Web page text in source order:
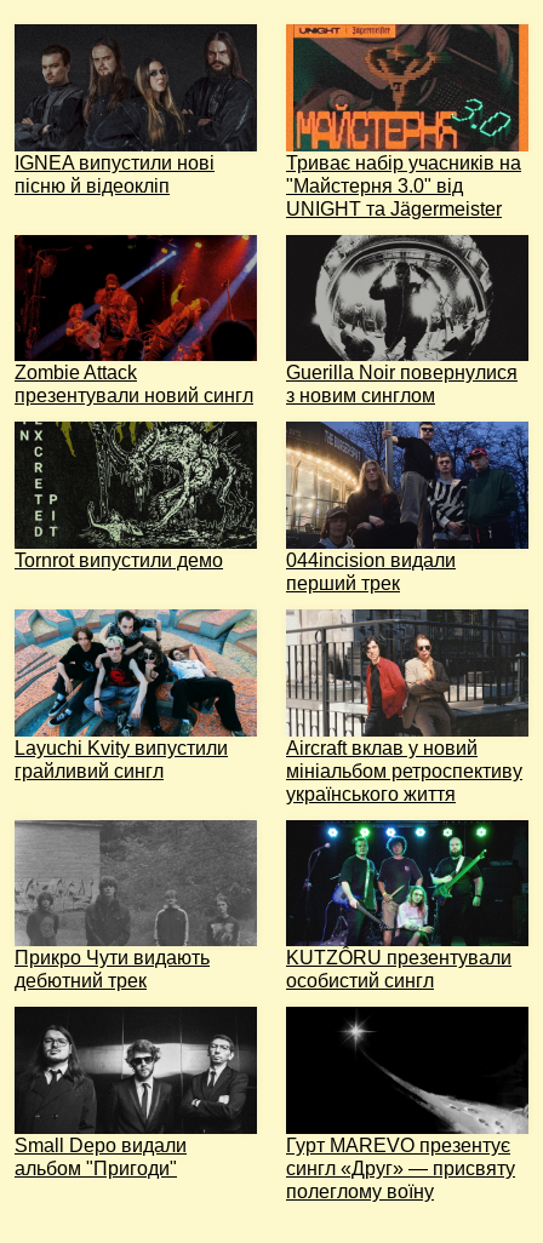
IGNEA випустили нові
пісню й відеокліп
Триває набір учасників на
"Майстерня 3.0" від
UNIGHT та Jägermeister
Zombie Attack
презентували новий сингл
Guerilla Noir повернулися
з новим синглом
Tornrot випустили демо
044incision видали
перший трек
Layuchi Kvity випустили
грайливий сингл
Aircraft вклав у новий
мініальбом ретроспективу
українського життя
Прикро Чути видають
дебютний трек
KUTZÔRU презентували
особистий сингл
Small Depo видали
альбом "Пригоди"
Гурт MAREVO презентує
сингл «Друг» — присвяту
полеглому воїну